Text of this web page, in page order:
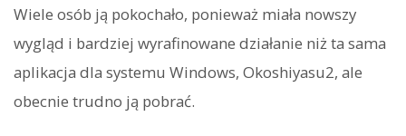
Wiele osób ją pokochało, ponieważ miała nowszy
wygląd i bardziej wyrafinowane działanie niż ta sama
aplikacja dla systemu Windows, Okoshiyasu2, ale
obecnie trudno ją pobrać.